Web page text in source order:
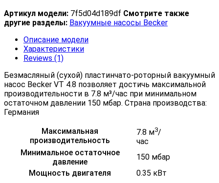
Артикул модели: 7f5d04d189df Смотрите также
другие разделы: Вакуумные насосы Becker
Описание модели
Характеристики
Reviews (1)
Безмасляный (сухой) пластинчато-роторный вакуумный
насос Becker VT 4.8 позволяет достичь максимальной
производительности в 7.8 м³/час при минимальном
остаточном давлении 150 мбар. Страна производства:
Германия
Максимальная
производительность
7.8 м3/
час
Минимальное остаточное
давление
150 мбар
Мощность двигателя
0.35 кВт